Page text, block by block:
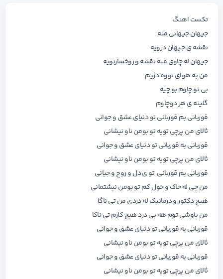
تکست اهنگ
جیهان جیهانی منه
نقشه ی جیهان درویه
جیهان له چاوی منه نقشه و روخسارتویه
من به هوای تووه دژیم
بی تو چاوم بو چیه
گلینه ی هر دوچاوم
قوربانی بم قوربانی تو دنیای عشق و جوانی
ئالای من پرچی تویه تو بومن ناو نیشانی
قوربانی به قوربانی تو دنیای عشق و جوانی
ئالای من پرچی تویه تو بومن ناو نیشانی
قوربانی بم قوربانی تو ی دل و روح و جیانی
من چی له خاک و خول کم تو بومن نیشتمانی
هیچ دکتور و درمانیک له دردی من تی ناگا
من باوشی توم هه بی درد هیچ کارم تی ناکا
قوربانی به قوربانی تو دنیای عشق و جوانی
ئالای من پرچی تویه تو بومن ناو نیشانی
قوربانی به قوربانی تو دنیای عشق و جوانی
ئالای من پرچی تویه تو بومن ناو نیشانی